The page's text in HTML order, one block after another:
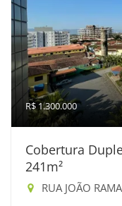
R$ 1.300.000
Cobertura
241m²
RUA JOÃO